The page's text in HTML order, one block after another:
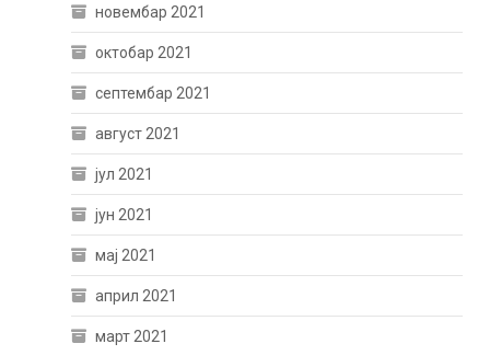
новембар 2021
октобар 2021
септембар 2021
август 2021
јул 2021
јун 2021
мај 2021
април 2021
март 2021